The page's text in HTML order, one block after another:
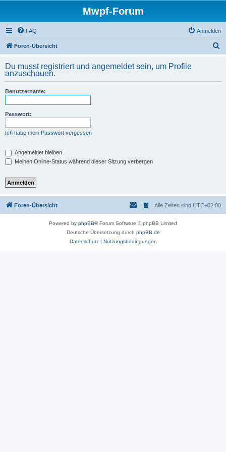
Mwpf-Forum
FAQ Anmelden
Foren-Übersicht
h
Du musst registriert und angemeldet sein, um Profile
anzuschauen.
Benutzername:
Passwort:
Ich habe mein Passwort vergessen
Angemeldet bleiben
Meinen Online-Status während dieser Sitzung verbergen
Foren-Übersicht Alle Zeiten sind UTC+02:00
Powered by phpBB® Forum Software © phpBB Limited
Deutsche Übersetzung durch phpBB.de
Datenschutz| Nutzungsbedingungen